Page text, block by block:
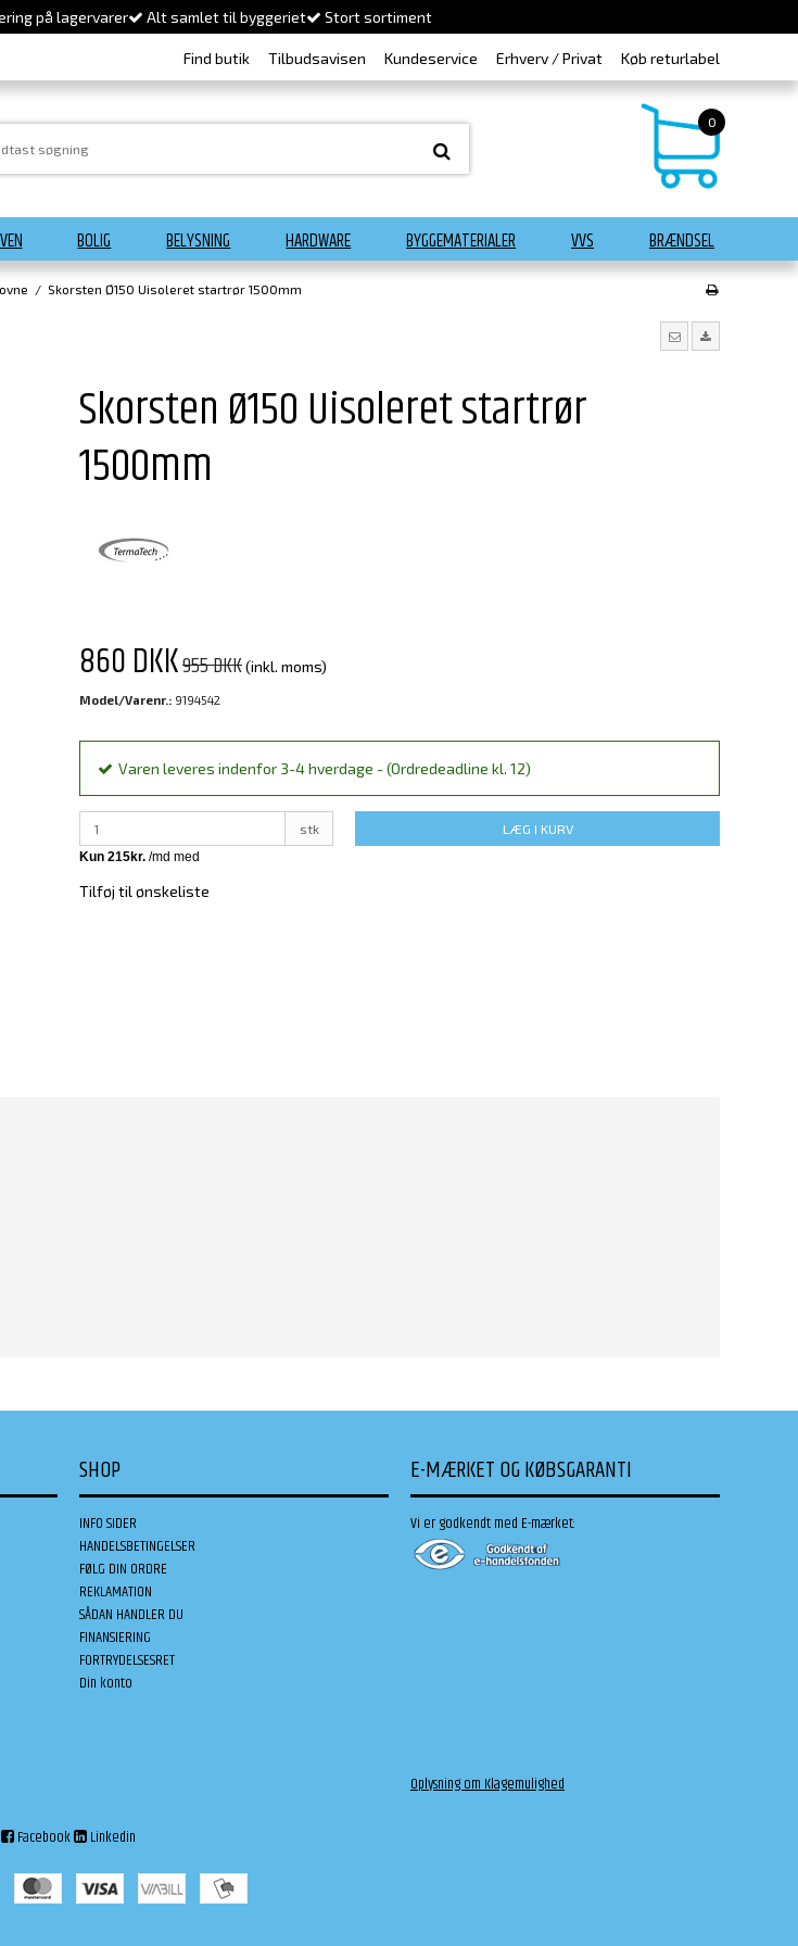
på lagervarer Alt samlet til byggeriet Stort sortiment
Find butik Tilbudsavisen Kundeservice Erhverv / Privat Køb returlabel
0
BOLIG BELYSNING HARDWARE BYGGEMATERIALER VVS BRÆNDSEL
/ Skorsten Ø150 Uisoleret startrør 1500mm
Skorsten Ø150 Uisoleret startrør
1500mm
860 DKK955 DKK(inkl. moms)
Model/Varenr.: 9194542
Varen leveres indenfor 3-4 hverdage - (Ordredeadline kl. 12)
stk LÆG I KURV
Tilføj til ønskeliste
SHOP
INFO SIDER
HANDELSBETINGELSER
FØLG DIN ORDRE
REKLAMATION
SÅDAN HANDLER DU
FINANSIERING
FORTRYDELSESRET
Din konto
E-MÆRKET OG KØBSGARANTI
Vi er godkendt med E-mærket:
Oplysning om Klagemulighed
Facebook Linkedin